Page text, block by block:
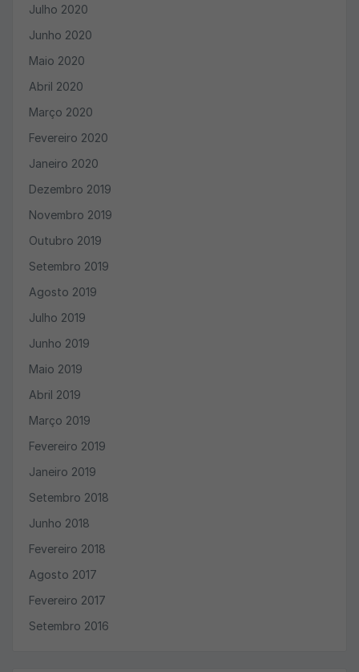
Julho 2020
Junho 2020
Maio 2020
Abril 2020
Março 2020
Fevereiro 2020
Janeiro 2020
Dezembro 2019
Novembro 2019
Outubro 2019
Setembro 2019
Agosto 2019
Julho 2019
Junho 2019
Maio 2019
Abril 2019
Março 2019
Fevereiro 2019
Janeiro 2019
Setembro 2018
Junho 2018
Fevereiro 2018
Agosto 2017
Fevereiro 2017
Setembro 2016